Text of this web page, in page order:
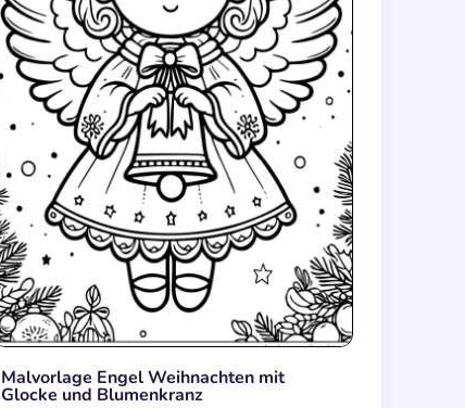
Malvorlage Engel Weihnachten mit
Glocke und Blumenkranz